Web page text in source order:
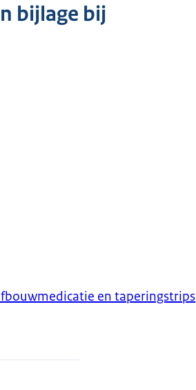
bijlage bij
en taperingstrips